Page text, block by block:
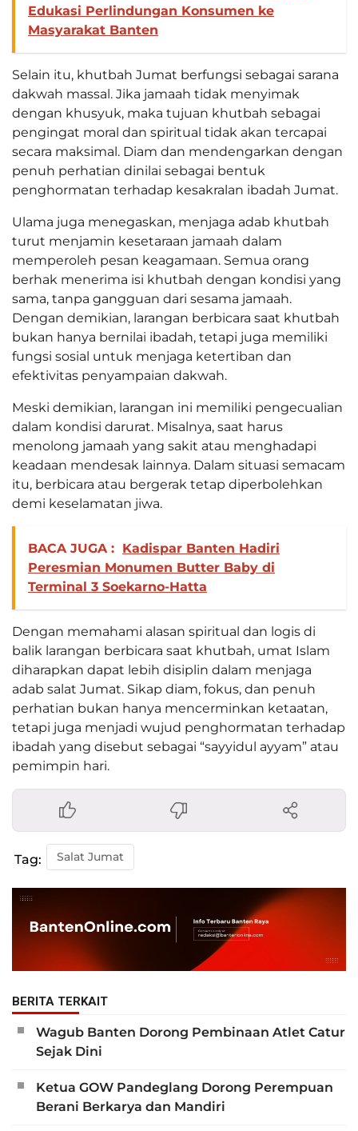
Edukasi Perlindungan Konsumen ke
Masyarakat Banten
Selain itu, khutbah Jumat berfungsi sebagai sarana
dakwah massal. Jika jamaah tidak menyimak
dengan khusyuk, maka tujuan khutbah sebagai
pengingat moral dan spiritual tidak akan tercapai
secara maksimal. Diam dan mendengarkan dengan
penuh perhatian dinilai sebagai bentuk
penghormatan terhadap kesakralan ibadah Jumat.
Ulama juga menegaskan, menjaga adab khutbah
turut menjamin kesetaraan jamaah dalam
memperoleh pesan keagamaan. Semua orang
berhak menerima isi khutbah dengan kondisi yang
sama, tanpa gangguan dari sesama jamaah.
Dengan demikian, larangan berbicara saat khutbah
bukan hanya bernilai ibadah, tetapi juga memiliki
fungsi sosial untuk menjaga ketertiban dan
efektivitas penyampaian dakwah.
Meski demikian, larangan ini memiliki pengecualian
dalam kondisi darurat. Misalnya, saat harus
menolong jamaah yang sakit atau menghadapi
keadaan mendesak lainnya. Dalam situasi semacam
itu, berbicara atau bergerak tetap diperbolehkan
demi keselamatan jiwa.
BACA JUGA : Kadispar Banten Hadiri
Peresmian Monumen Butter Baby di
Terminal 3 Soekarno-Hatta
Dengan memahami alasan spiritual dan logis di
balik larangan berbicara saat khutbah, umat Islam
diharapkan dapat lebih disiplin dalam menjaga
adab salat Jumat. Sikap diam, fokus, dan penuh
perhatian bukan hanya mencerminkan ketaatan,
tetapi juga menjadi wujud penghormatan terhadap
ibadah yang disebut sebagai “sayyidul ayyam” atau
pemimpin hari.
Tag: Salat Jumat
BERITA TERKAIT
Wagub Banten Dorong Pembinaan Atlet Catur
Sejak Dini
Ketua GOW Pandeglang Dorong Perempuan
Berani Berkarya dan Mandiri